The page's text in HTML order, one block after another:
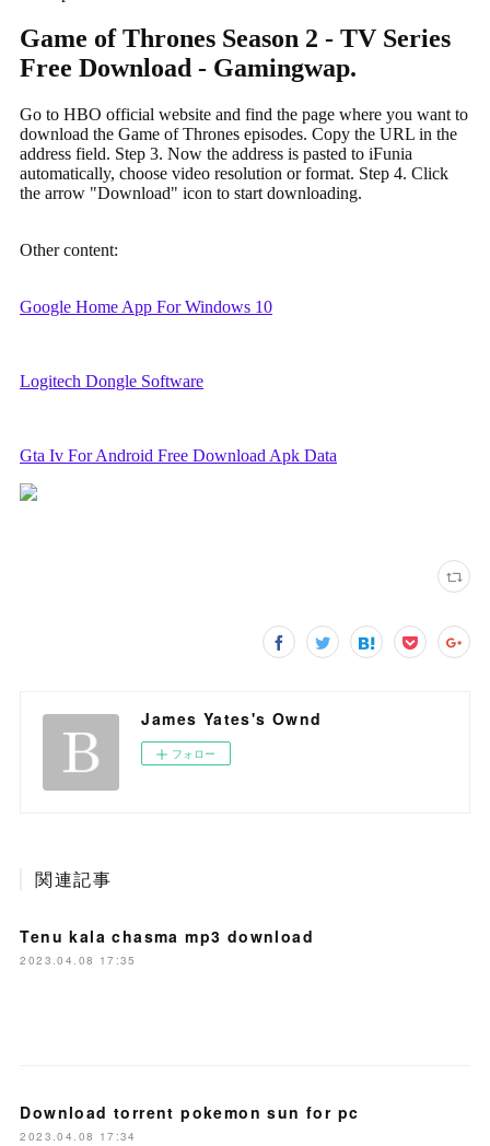
James Yates's Ownd
フォロー
関連記事
Tenu kala chasma mp3 download
2023.04.08 17:35
Download torrent pokemon sun for pc
2023.04.08 17:34